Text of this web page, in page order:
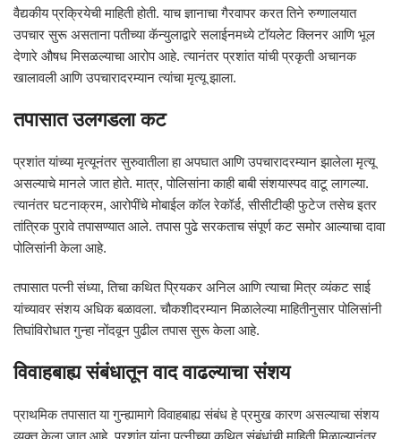
वैद्यकीय प्रक्रियेची माहिती होती. याच ज्ञानाचा गैरवापर करत तिने रुग्णालयात
उपचार सुरू असताना पतीच्या कॅन्युलाद्वारे सलाईनमध्ये टॉयलेट क्लिनर आणि भूल
देणारे औषध मिसळल्याचा आरोप आहे. त्यानंतर प्रशांत यांची प्रकृती अचानक
खालावली आणि उपचारादरम्यान त्यांचा मृत्यू झाला.
तपासात उलगडला कट
प्रशांत यांच्या मृत्यूनंतर सुरुवातीला हा अपघात आणि उपचारादरम्यान झालेला मृत्यू
असल्याचे मानले जात होते. मात्र, पोलिसांना काही बाबी संशयास्पद वाटू लागल्या.
त्यानंतर घटनाक्रम, आरोपींचे मोबाईल कॉल रेकॉर्ड, सीसीटीव्ही फुटेज तसेच इतर
तांत्रिक पुरावे तपासण्यात आले. तपास पुढे सरकताच संपूर्ण कट समोर आल्याचा दावा
पोलिसांनी केला आहे.
तपासात पत्नी संध्या, तिचा कथित प्रियकर अनिल आणि त्याचा मित्र व्यंकट साई
यांच्यावर संशय अधिक बळावला. चौकशीदरम्यान मिळालेल्या माहितीनुसार पोलिसांनी
तिघांविरोधात गुन्हा नोंदवून पुढील तपास सुरू केला आहे.
विवाहबाह्य संबंधातून वाद वाढल्याचा संशय
प्राथमिक तपासात या गुन्ह्यामागे विवाहबाह्य संबंध हे प्रमुख कारण असल्याचा संशय
व्यक्त केला जात आहे. प्रशांत यांना पत्नीच्या कथित संबंधांची माहिती मिळाल्यानंतर